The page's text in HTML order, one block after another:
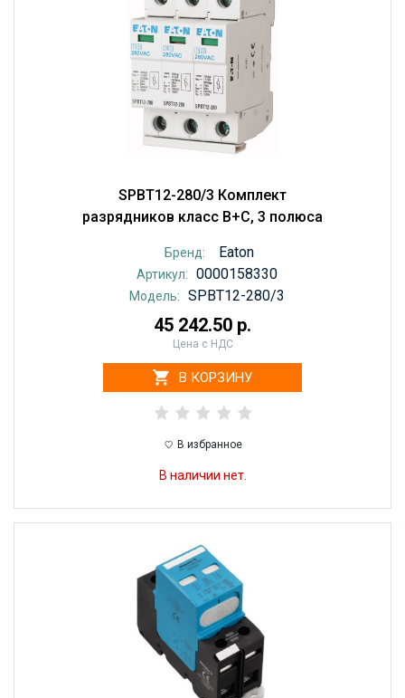
SPBT12-280/3 Комплект
разрядников класс B+С, 3 полюса
Бренд: Eaton
Артикул: 0000158330
Модель: SPBT12-280/3
45 242.50 р.
Цена с НДС
В КОРЗИНУ
В избранное
В наличии нет.